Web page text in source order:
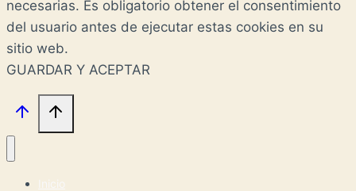
necesarias. Es obligatorio obtener el consentimiento
del usuario antes de ejecutar estas cookies en su
sitio web.
GUARDAR Y ACEPTAR
Inicio